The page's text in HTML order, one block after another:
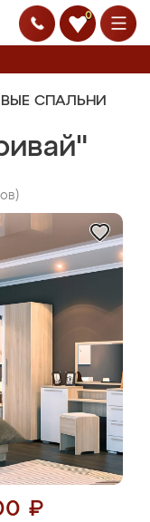
0
СПАЛЬНИ
₽